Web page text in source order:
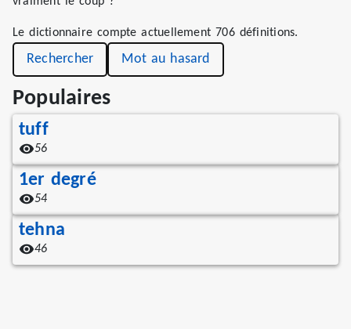
Le dictionnaire compte actuellement 706 définitions.
Rechercher Mot au hasard
Populaires
tuff
56
1er degré
54
tehna
46